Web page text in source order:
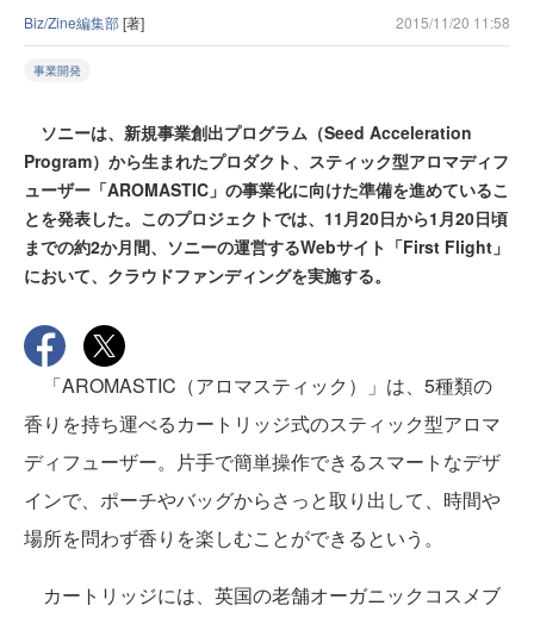
Biz/Zine編集部[著] 2015/11/20 11:58
事業開発
ソニーは、新規事業創出プログラム（Seed Acceleration
Program）から生まれたプロダクト、スティック型アロマディフ
ューザー「AROMASTIC」の事業化に向けた準備を進めているこ
とを発表した。このプロジェクトでは、11月20日から1月20日頃
までの約2か月間、ソニーの運営するWebサイト「First Flight」
において、クラウドファンディングを実施する。
「AROMASTIC（アロマスティック）」は、5種類の
香りを持ち運べるカートリッジ式のスティック型アロマ
ディフューザー。片手で簡単操作できるスマートなデザ
インで、ポーチやバッグからさっと取り出して、時間や
場所を問わず香りを楽しむことができるという。
カートリッジには、英国の老舗オーガニックコスメブ